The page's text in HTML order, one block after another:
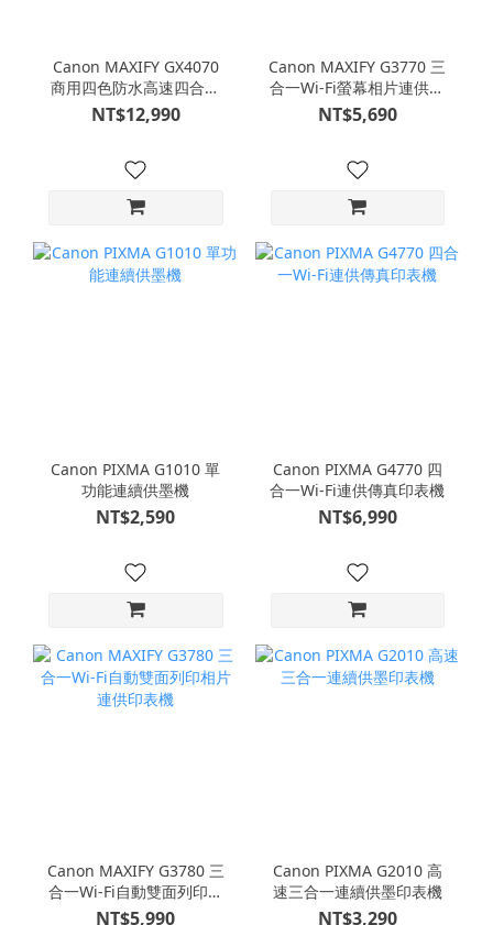
Canon MAXIFY GX4070
商用四色防水高速四合一
雙網連供傳真印表機
NT$12,990
Canon MAXIFY G3770 三
合一Wi-Fi螢幕相片連供印
表機
NT$5,690
Canon PIXMA G1010 單
功能連續供墨機
NT$2,590
Canon PIXMA G4770 四
合一Wi-Fi連供傳真印表機
NT$6,990
Canon MAXIFY G3780 三
合一Wi-Fi自動雙面列印相
片連供印表機
NT$5,990
Canon PIXMA G2010 高
速三合一連續供墨印表機
NT$3,290